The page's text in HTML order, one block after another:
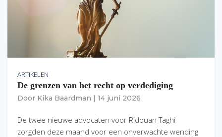
ARTIKELEN
De grenzen van het recht op verdediging
Door Kika Baardman 14 juni 2026
De twee nieuwe advocaten voor Ridouan Taghi
zorgden deze maand voor een onverwachte wending